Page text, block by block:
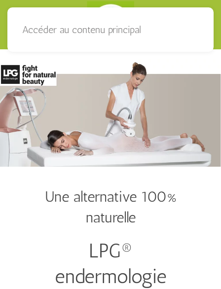
Accéder au contenu principal
Une alternative 100%
naturelle
LPG®
endermologie